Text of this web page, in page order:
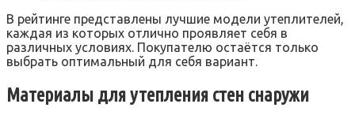
В рейтинге представлены лучшие модели утеплителей,
каждая из которых отлично проявляет себя в
различных условиях. Покупателю остаётся только
выбрать оптимальный для себя вариант.
Материалы для утепления стен снаружи